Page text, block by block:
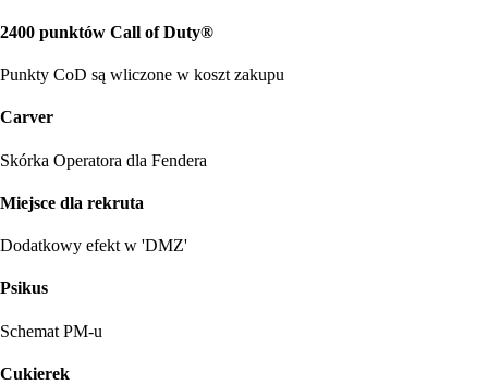
2400 punktów Call of Duty®
Punkty CoD są wliczone w koszt zakupu
Carver
Skórka Operatora dla Fendera
Miejsce dla rekruta
Dodatkowy efekt w 'DMZ'
Psikus
Schemat PM-u
Cukierek